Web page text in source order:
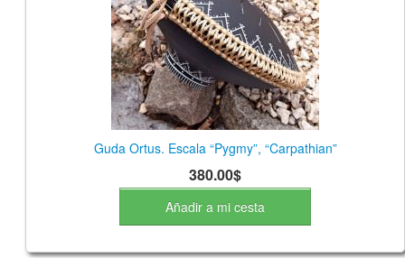
Guda Ortus. Escala “Pygmy”, “Carpathian”
380.00$
Añadir a mi cesta